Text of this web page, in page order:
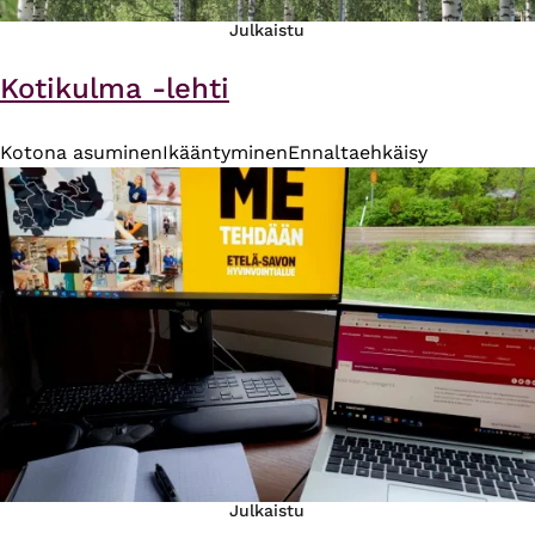
Julkaistu
Kotikulma -lehti
Kotona asuminenIkääntyminenEnnaltaehkäisy
Julkaistu